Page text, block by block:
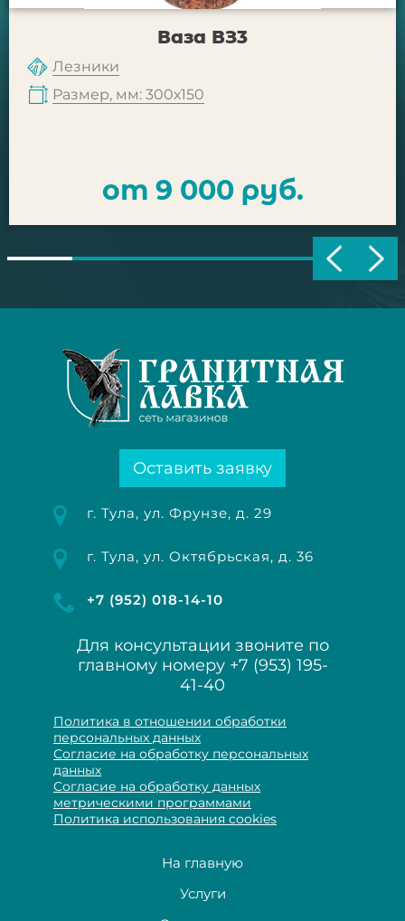
Ваза ВЗ3
Лезники
Размер, мм: 300х150
от 9 000 руб.
Оставить заявку
г. Тула, ул. Фрунзе, д. 29
г. Тула, ул. Октябрьская, д. 36
+7 (952) 018-14-10
Для консультации звоните по
главному номеру +7 (953) 195-
41-40
Политика в отношении обработки
персональных данных
Согласие на обработку персональных
данных
Согласие на обработку данных
метрическими программами
Политика использования cookies
На главную
Услуги